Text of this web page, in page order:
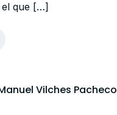
que […]
Vilches Pacheco